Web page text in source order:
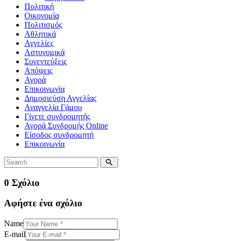
Πολιτική
Οικονομία
Πολιτισμός
Αθλητικά
Αγγελίες
Αστυνομικά
Συνεντεύξεις
Απόψεις
Αγορά
Επικοινωνία
Δημοσιεύση Αγγελίας
Αναγγελία Γάμου
Γίνετε συνδρομητής
Αγορά Συνδρομής Online
Είσοδος συνδρομητή
Επικοινωνία
0 Σχόλιο
Αφήστε ένα σχόλιο
Name
E-mail